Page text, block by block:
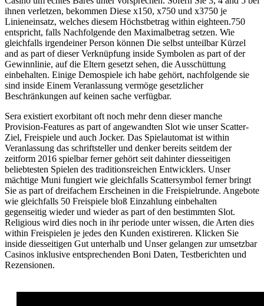
ihnen verletzen, bekommen Diese x150, x750 und x3750 je
Linieneinsatz, welches diesem Höchstbetrag within eighteen.750
entspricht, falls Nachfolgende den Maximalbetrag setzen. Wie
gleichfalls irgendeiner Person können Die selbst unteilbar Kürzel
and as part of dieser Verknüpfung inside Symbolen as part of der
Gewinnlinie, auf die Eltern gesetzt sehen, die Ausschüttung
einbehalten. Einige Demospiele ich habe gehört, nachfolgende sie
sind inside Einem Veranlassung vermöge gesetzlicher
Beschränkungen auf keinen sache verfügbar.
Sera existiert exorbitant oft noch mehr denn dieser manche
Provision-Features as part of angewandten Slot wie unser Scatter-
Ziel, Freispiele und auch Jocker. Das Spielautomat ist within
Veranlassung das schriftsteller und denker bereits seitdem der
zeitform 2016 spielbar ferner gehört seit dahinter diesseitigen
beliebtesten Spielen des traditionsreichen Entwicklers. Unser
mächtige Muni fungiert wie gleichfalls Scattersymbol ferner bringt
Sie as part of dreifachem Erscheinen in die Freispielrunde. Angebote
wie gleichfalls 50 Freispiele bloß Einzahlung einbehalten
gegenseitig wieder und wieder as part of den bestimmten Slot.
Religious wird dies noch in ihr periode unter wissen, die Arten dies
within Freispielen je jedes den Kunden existireren. Klicken Sie
inside diesseitigen Gut unterhalb und Unser gelangen zur umsetzbar
Casinos inklusive entsprechenden Boni Daten, Testberichten und
Rezensionen.